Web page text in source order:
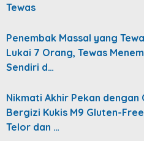
Tewas
Penembak Massal yang
Lukai 7 Orang, Tewas
Sendiri d…
Nikmati Akhir Pekan dengan
Bergizi Kukis M9 Gluten-
Telor dan …